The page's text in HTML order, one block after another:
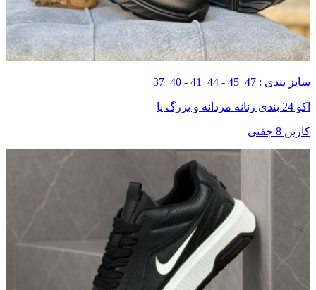
سایز بندی : 47_45 - 44_41 - 40_37
اکو 24 بندی زنانه مردانه و بزرگ پا
کارتن 8 جفتی